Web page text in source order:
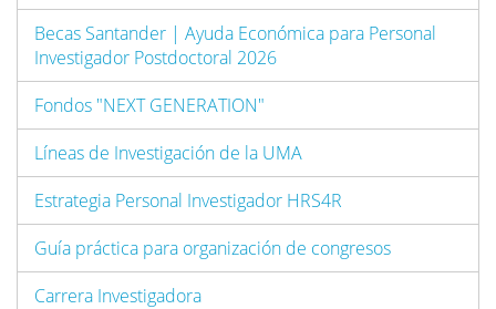
Becas Santander | Ayuda Económica para Personal
Investigador Postdoctoral 2026
Fondos "NEXT GENERATION"
Líneas de Investigación de la UMA
Estrategia Personal Investigador HRS4R
Guía práctica para organización de congresos
Carrera Investigadora